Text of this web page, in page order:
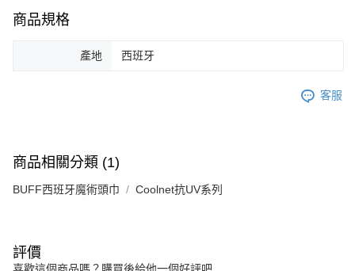
商品規格
產地 西班牙
客服
商品相關分類 (1)
BUFF西班牙魔術頭巾 Coolnet抗UV系列
評價